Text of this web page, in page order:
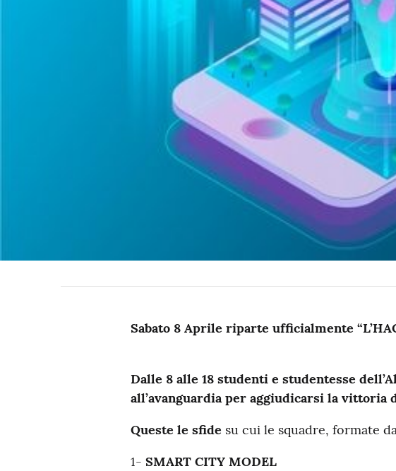
Sabato 8 Aprile riparte ufficialmente
Dalle 8 alle 18 studenti e studentesse
all’avanguardia per aggiudicarsi la vittoria
Queste le sfide su cui le squadre, formate
1- SMART CITY MODEL